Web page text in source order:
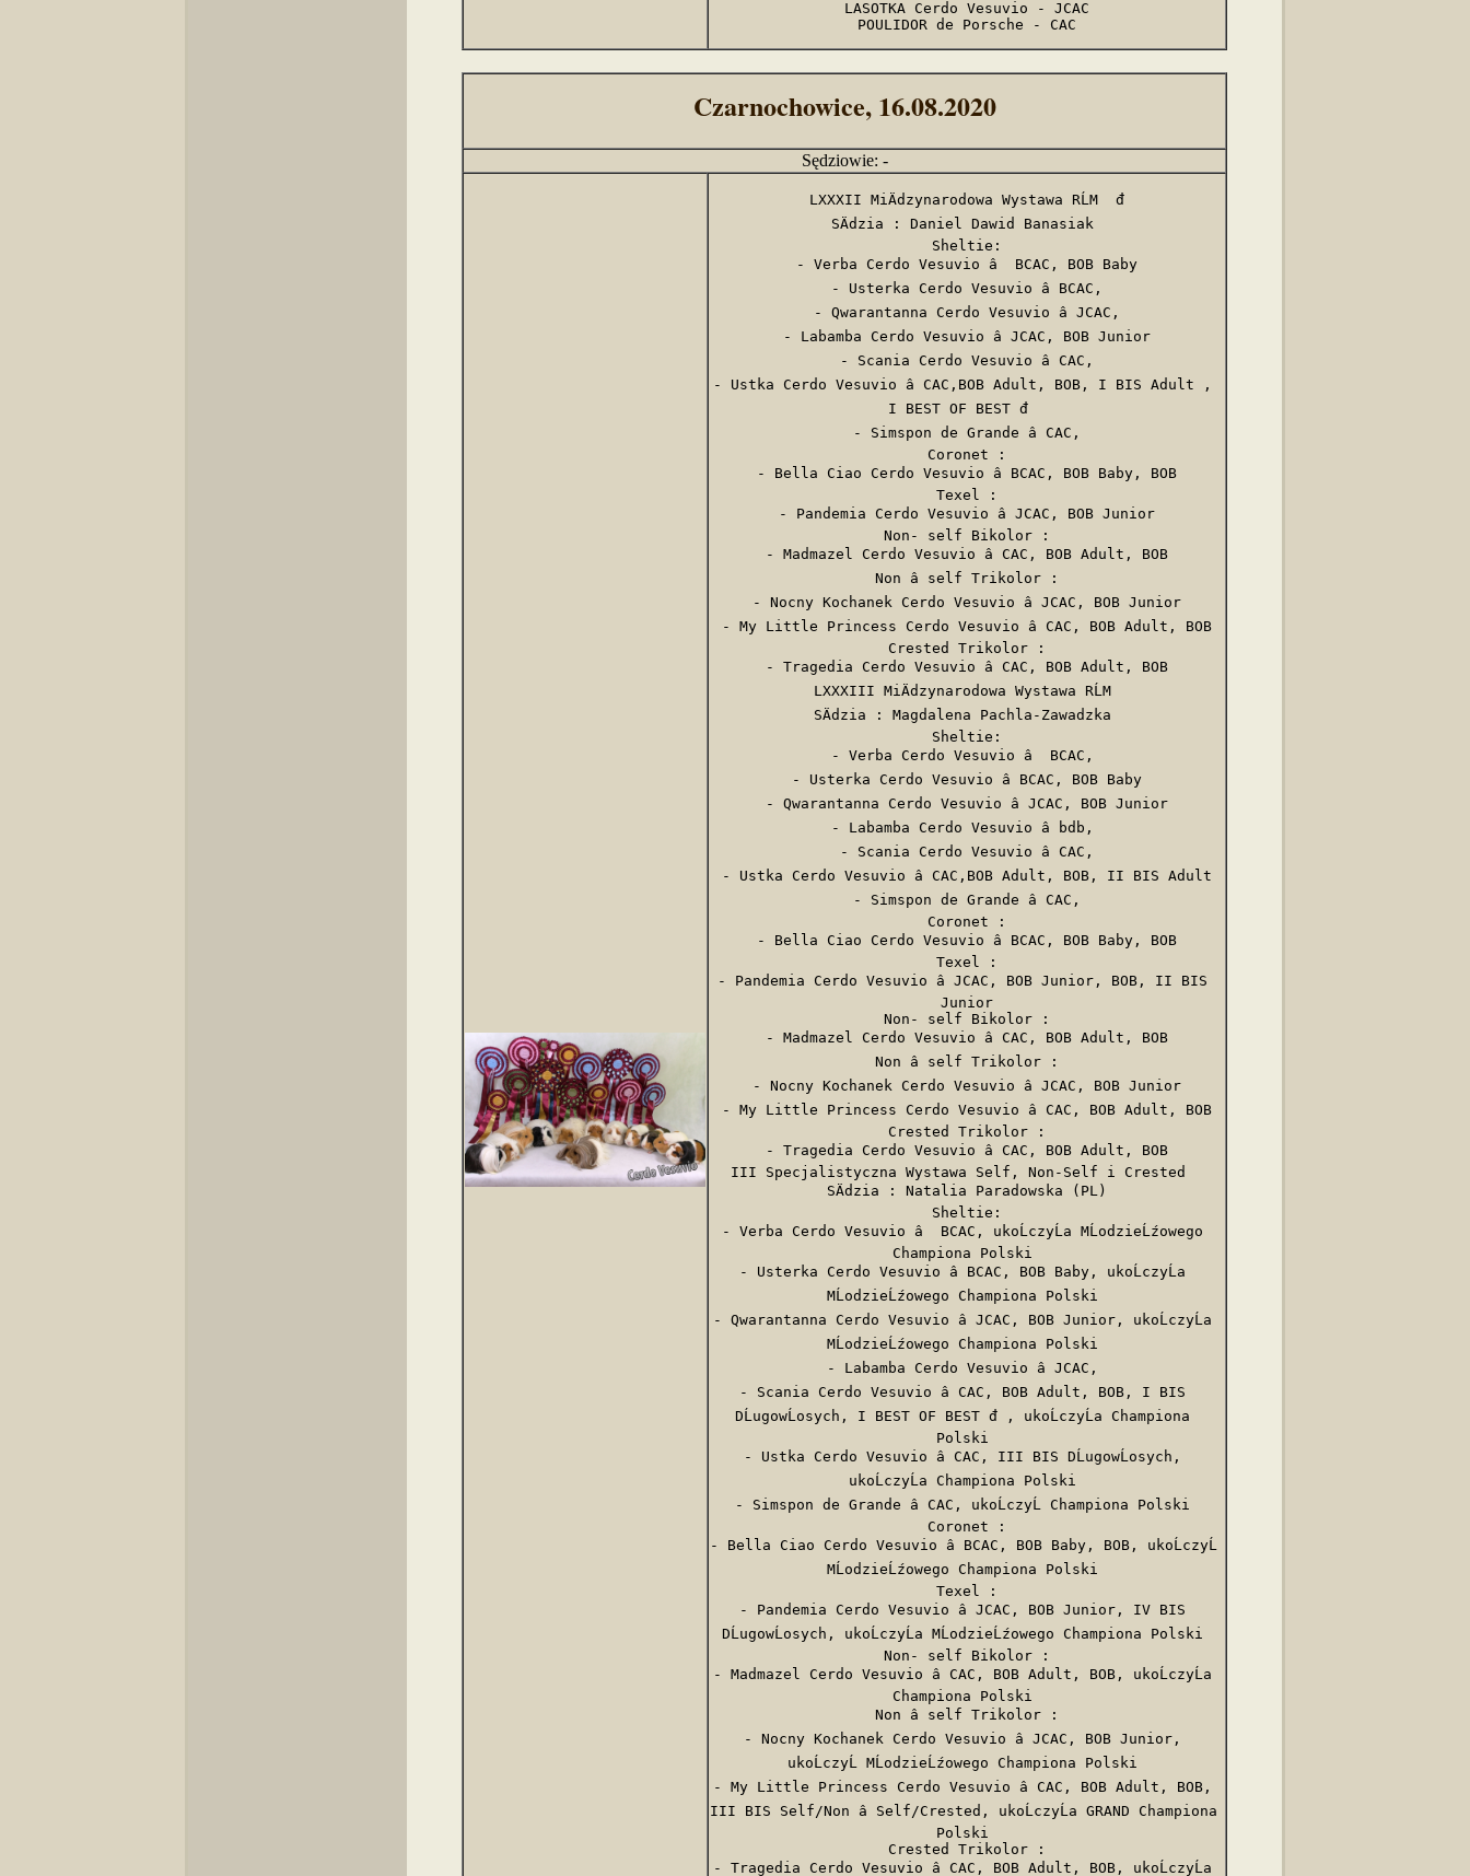
LASOTKA Cerdo Vesuvio - JCAC
POULIDOR de Porsche - CAC
Czarnochowice, 16.08.2020
Sędziowie: -
LXXXII MiÄdzynarodowa Wystawa RĹM  đ
SÄdzia : Daniel Dawid Banasiak
Sheltie:
- Verba Cerdo Vesuvio â  BCAC, BOB Baby
- Usterka Cerdo Vesuvio â BCAC,
- Qwarantanna Cerdo Vesuvio â JCAC,
- Labamba Cerdo Vesuvio â JCAC, BOB Junior
- Scania Cerdo Vesuvio â CAC,
- Ustka Cerdo Vesuvio â CAC,BOB Adult, BOB, I BIS Adult ,
I BEST OF BEST đ
- Simspon de Grande â CAC,
Coronet :
- Bella Ciao Cerdo Vesuvio â BCAC, BOB Baby, BOB
Texel :
- Pandemia Cerdo Vesuvio â JCAC, BOB Junior
Non- self Bikolor :
- Madmazel Cerdo Vesuvio â CAC, BOB Adult, BOB
Non â self Trikolor :
- Nocny Kochanek Cerdo Vesuvio â JCAC, BOB Junior
- My Little Princess Cerdo Vesuvio â CAC, BOB Adult, BOB
Crested Trikolor :
- Tragedia Cerdo Vesuvio â CAC, BOB Adult, BOB
LXXXIII MiÄdzynarodowa Wystawa RĹM
SÄdzia : Magdalena Pachla-Zawadzka
Sheltie:
- Verba Cerdo Vesuvio â  BCAC,
- Usterka Cerdo Vesuvio â BCAC, BOB Baby
- Qwarantanna Cerdo Vesuvio â JCAC, BOB Junior
- Labamba Cerdo Vesuvio â bdb,
- Scania Cerdo Vesuvio â CAC,
- Ustka Cerdo Vesuvio â CAC,BOB Adult, BOB, II BIS Adult
- Simspon de Grande â CAC,
Coronet :
- Bella Ciao Cerdo Vesuvio â BCAC, BOB Baby, BOB
Texel :
- Pandemia Cerdo Vesuvio â JCAC, BOB Junior, BOB, II BIS
Junior
Non- self Bikolor :
- Madmazel Cerdo Vesuvio â CAC, BOB Adult, BOB
Non â self Trikolor :
- Nocny Kochanek Cerdo Vesuvio â JCAC, BOB Junior
- My Little Princess Cerdo Vesuvio â CAC, BOB Adult, BOB
Crested Trikolor :
- Tragedia Cerdo Vesuvio â CAC, BOB Adult, BOB
III Specjalistyczna Wystawa Self, Non-Self i Crested
SÄdzia : Natalia Paradowska (PL)
Sheltie:
- Verba Cerdo Vesuvio â  BCAC, ukoĹczyĹa MĹodzieĹźowego
Championa Polski
- Usterka Cerdo Vesuvio â BCAC, BOB Baby, ukoĹczyĹa
MĹodzieĹźowego Championa Polski
- Qwarantanna Cerdo Vesuvio â JCAC, BOB Junior, ukoĹczyĹa
MĹodzieĹźowego Championa Polski
- Labamba Cerdo Vesuvio â JCAC,
- Scania Cerdo Vesuvio â CAC, BOB Adult, BOB, I BIS
DĹugowĹosych, I BEST OF BEST đ , ukoĹczyĹa Championa
Polski
- Ustka Cerdo Vesuvio â CAC, III BIS DĹugowĹosych,
ukoĹczyĹa Championa Polski
- Simspon de Grande â CAC, ukoĹczyĹ Championa Polski
Coronet :
- Bella Ciao Cerdo Vesuvio â BCAC, BOB Baby, BOB, ukoĹczyĹ
MĹodzieĹźowego Championa Polski
Texel :
- Pandemia Cerdo Vesuvio â JCAC, BOB Junior, IV BIS
DĹugowĹosych, ukoĹczyĹa MĹodzieĹźowego Championa Polski
Non- self Bikolor :
- Madmazel Cerdo Vesuvio â CAC, BOB Adult, BOB, ukoĹczyĹa
Championa Polski
Non â self Trikolor :
- Nocny Kochanek Cerdo Vesuvio â JCAC, BOB Junior,
ukoĹczyĹ MĹodzieĹźowego Championa Polski
- My Little Princess Cerdo Vesuvio â CAC, BOB Adult, BOB,
III BIS Self/Non â Self/Crested, ukoĹczyĹa GRAND Championa
Polski
Crested Trikolor :
- Tragedia Cerdo Vesuvio â CAC, BOB Adult, BOB, ukoĹczyĹa